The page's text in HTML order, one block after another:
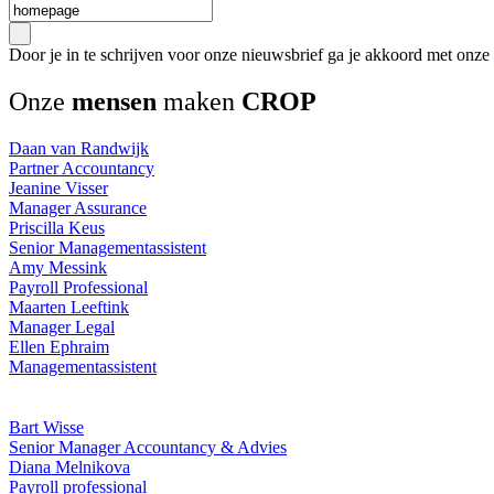
Door je in te schrijven voor onze nieuwsbrief ga je akkoord met onze
Onze mensen maken CROP
Daan van Randwijk
Partner Accountancy
Jeanine Visser
Manager Assurance
Priscilla Keus
Senior Managementassistent
Amy Messink
Payroll Professional
Maarten Leeftink
Manager Legal
Ellen Ephraim
Managementassistent
Bart Wisse
Senior Manager Accountancy & Advies
Diana Melnikova
Payroll professional